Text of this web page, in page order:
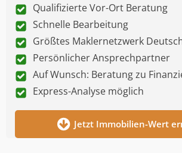
Qualifizierte Vor-Ort Beratung
Schnelle Bearbeitung
Größtes Maklernetzwerk
Persönlicher Ansprechpartner
Auf Wunsch: Beratung zu
Express-Analyse möglich
Jetzt Immobilien-Wert